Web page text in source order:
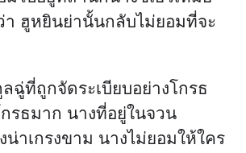
า ฮูหยินย่านั้นกลับไม่ยอมที่จะ
ฉู่ที่ถูกจัดระเบียบอย่างโกรธ
รธมาก นางที่อยู่ในจวน
น่าเกรงขาม นางไม่ยอมให้ใคร